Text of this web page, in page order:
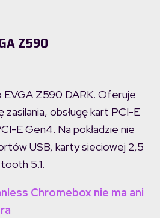
Z590
Z590 DARK. Oferuje
obsługę kart PCI-E
E Gen4. Na pokładzie nie
USB, karty sieciowej 2,5
5.1.
Chromebox nie ma ani